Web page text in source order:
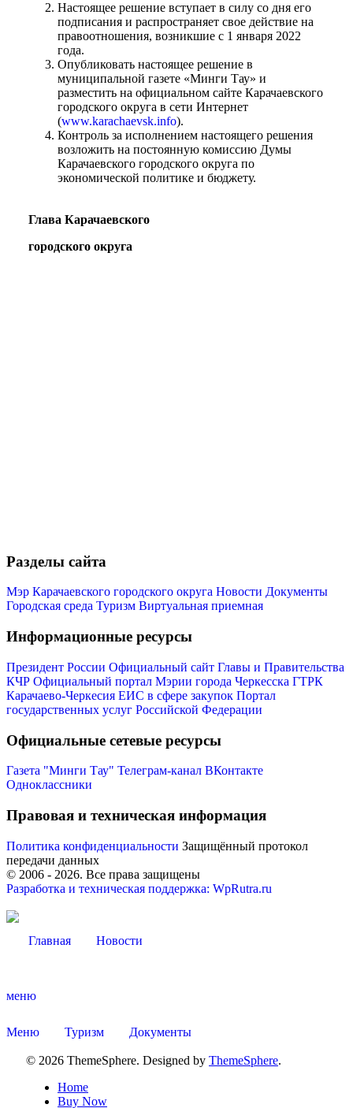
Настоящее решение вступает в силу со дня его
подписания и распространяет свое действие на
правоотношения, возникшие с 1 января 2022
года.
Опубликовать настоящее решение в
муниципальной газете «Минги Тау» и
разместить на официальном сайте Карачаевского
городского округа в сети Интернет
(www.karachaevsk.info).
Контроль за исполнением настоящего решения
возложить на постоянную комиссию Думы
Карачаевского городского округа по
экономической политике и бюджету.
Глава Карачаевского
городского округа
Разделы сайта
Мэр Карачаевского городского округа Новости Документы
Городская среда Туризм Виртуальная приемная
Информационные ресурсы
Президент России Официальный сайт Главы и Правительства
КЧР Официальный портал Мэрии города Черкесска ГТРК
Карачаево-Черкесия ЕИС в сфере закупок Портал
государственных услуг Российской Федерации
Официальные сетевые ресурсы
Газета "Минги Тау" Телеграм-канал ВКонтакте
Одноклассники
Правовая и техническая информация
Политика конфиденциальности Защищённый протокол
передачи данных
© 2006 - 2026. Все права защищены
Разработка и техническая поддержка: WpRutra.ru
Главная Новости
меню
Меню Туризм Документы
© 2026 ThemeSphere. Designed by ThemeSphere.
Home
Buy Now